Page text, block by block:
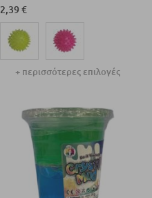
2,39 €
+ περισσότερες επιλογές